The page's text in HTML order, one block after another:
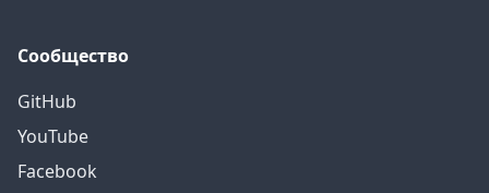
Сообщество
GitHub
YouTube
Facebook